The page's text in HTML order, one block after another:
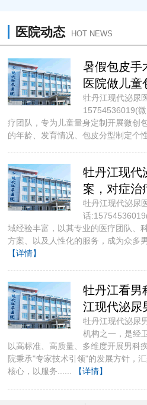
医院动态 HOT NEWS
暑假包皮手
医院做儿童
牡丹江现代泌尿
15754536019(
疗团队，专为儿童量身定制开展微创
的年龄、发育情况、包皮分型制定个
牡丹江现代
案，对症治
牡丹江现代泌尿
话
域经验丰富，以其专业的医疗团队、
方案、以及人性化的服务，成为众多
【详情】
牡丹江看男
江现代泌尿
牡丹江现代泌尿
机构之一，是经
以高标准、高质量、多维度开展男科
院秉承"专家技术引领"的发展方针，
核心，以服务......
【详情】